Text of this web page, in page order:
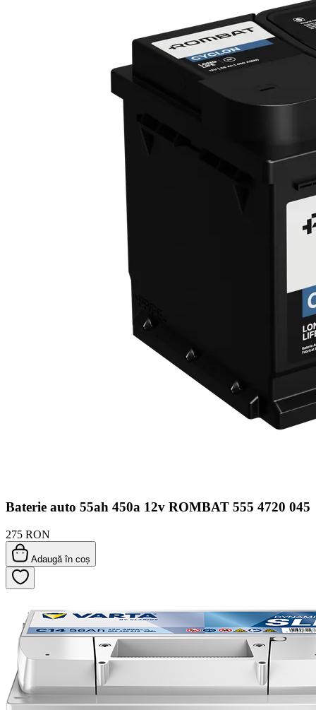
Baterie auto 55ah 450a 12v ROMBAT 555 4720 045
275 RON
Adaugă în coș